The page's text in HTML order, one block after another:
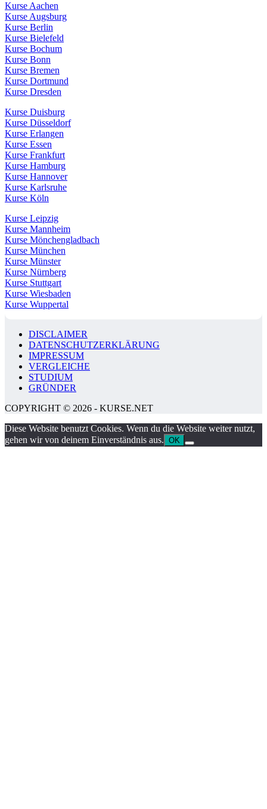
Kurse Aachen
Kurse Augsburg
Kurse Berlin
Kurse Bielefeld
Kurse Bochum
Kurse Bonn
Kurse Bremen
Kurse Dortmund
Kurse Dresden
Kurse Duisburg
Kurse Düsseldorf
Kurse Erlangen
Kurse Essen
Kurse Frankfurt
Kurse Hamburg
Kurse Hannover
Kurse Karlsruhe
Kurse Köln
Kurse Leipzig
Kurse Mannheim
Kurse Mönchengladbach
Kurse München
Kurse Münster
Kurse Nürnberg
Kurse Stuttgart
Kurse Wiesbaden
Kurse Wuppertal
DISCLAIMER
DATENSCHUTZERKLÄRUNG
IMPRESSUM
VERGLEICHE
STUDIUM
GRÜNDER
COPYRIGHT © 2026 - KURSE.NET
Diese Website benutzt Cookies. Wenn du die Website weiter nutzt,
gehen wir von deinem Einverständnis aus. OK